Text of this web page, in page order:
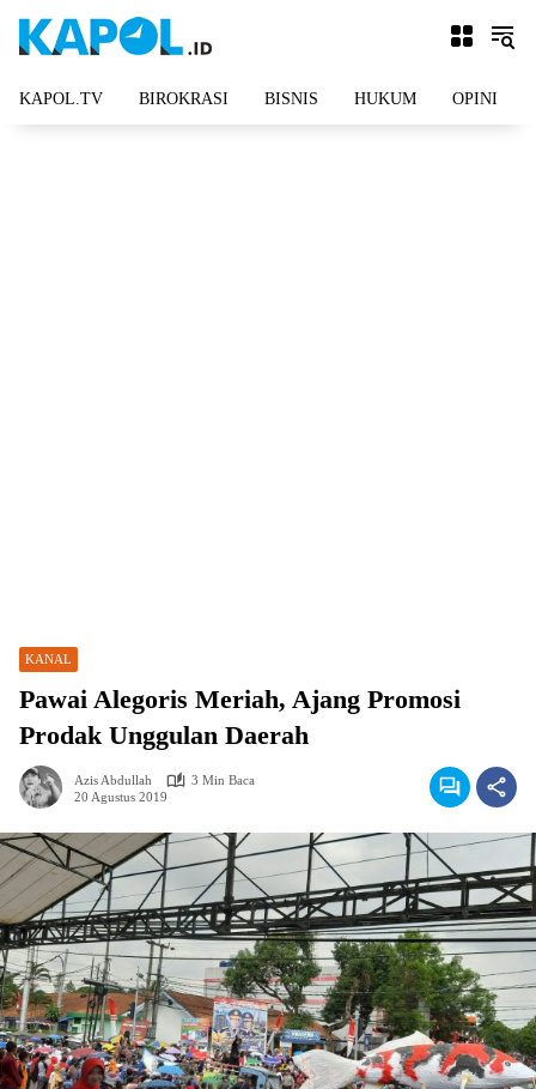
KAPOL.TV BIROKRASI BISNIS HUKUM OPINI
KANAL
Pawai Alegoris Meriah, Ajang Promosi
Prodak Unggulan Daerah
Azis Abdullah
3 Min Baca
20 Agustus 2019